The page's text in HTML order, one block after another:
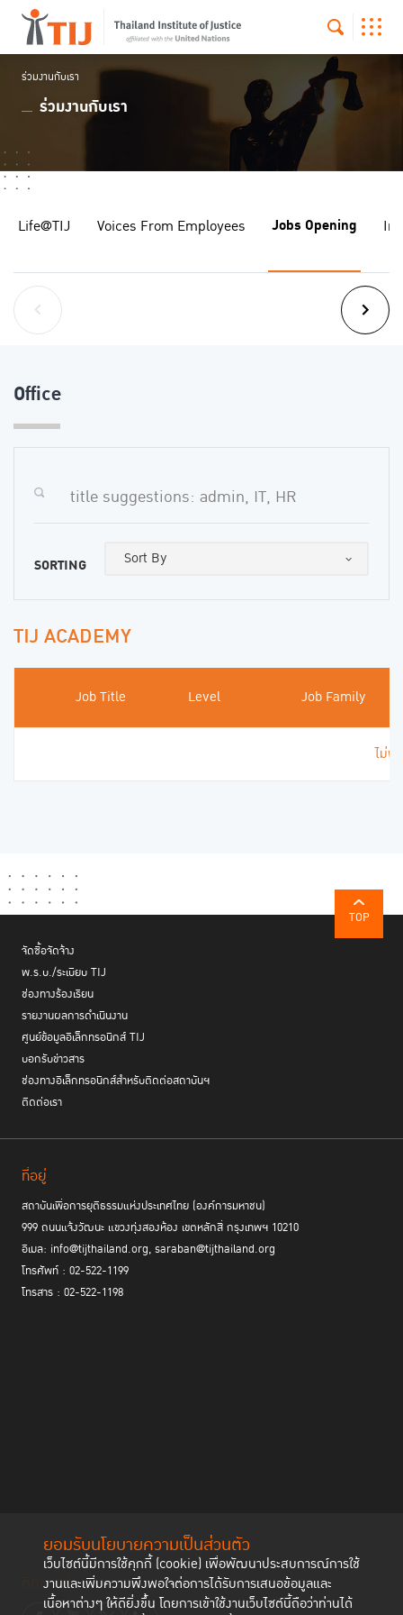
ยอมรับนโยบายความเป็นส่วนตัว
เว็บไซต์นี้มีการใช้คุกกี้ (cookie) เพื่อพัฒนาประสบการณ์การใช้
งานและเพิ่มความพึงพอใจต่อการได้รับการเสนอข้อมูลและ
เนื้อหาต่างๆ ให้ดียิ่งขึ้น โดยการเข้าใช้งานเว็บไซต์นี้ถือว่าท่านได้
ร่วมงานกับเรา
ร่วมงานกับเรา
Life@TIJ Voices From Employees Jobs Opening
Office
SORTING
TIJ ACADEMY
Job Title Level Job Family
ไม่พ
TOP
จัดซื้อจัดจ้าง
พ.ร.บ./ระเบียบ TIJ
ช่องทางร้องเรียน
รายงานผลการดำเนินงาน
ศูนย์ข้อมูลอิเล็กทรอนิกส์ TIJ
บอกรับข่าวสาร
ช่องทางอิเล็กทรอนิกส์สำหรับติดต่อสถาบันฯ
ติดต่อเรา
ที่อยู่
สถาบันเพื่อการยุติธรรมแห่งประเทศไทย (องค์การมหาชน)
999 ถนนแจ้งวัฒนะ แขวงทุ่งสองห้อง เขตหลักสี่ กรุงเทพฯ 10210
อีเมล: info@tijthailand.org, saraban@tijthailand.org
โทรศัพท์ : 02-522-1199
โทรสาร : 02-522-1198
ติดตามช่องทาง social